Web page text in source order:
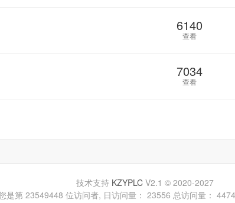
6140
查看
7034
查看
技术支持 KZYPLC V2.1 © 2020-2027
是第 23549448 位访问者, 日访问量： 23556 总访问量：